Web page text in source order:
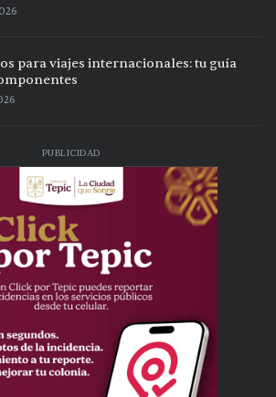
para viajes internacionales: tu guía
PUBLICIDAD